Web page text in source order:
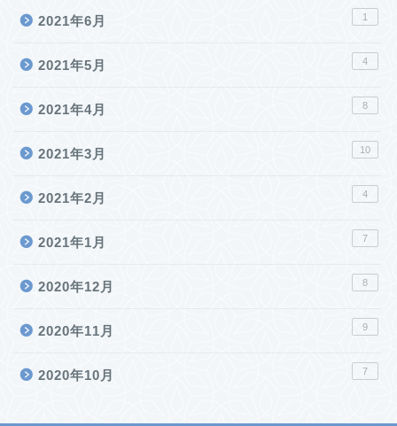
2021年6月 1
2021年5月 4
2021年4月 8
2021年3月 10
2021年2月 4
2021年1月 7
2020年12月 8
2020年11月 9
2020年10月 7